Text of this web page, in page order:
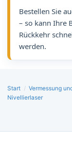
Bestellen Sie
– so kann Ihre
Rückkehr
werden.
Start / Vermessung
Nivellierlaser